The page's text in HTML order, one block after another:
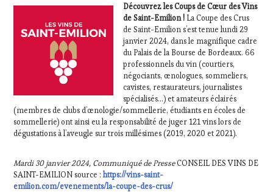
Découvrez les Coups de Cœur des Vins
de Saint-Emilion ! La Coupe des Crus
de Saint-Emilion s’est tenue lundi 29
janvier 2024, dans le magnifique cadre
du Palais de la Bourse de Bordeaux. 66
professionnels du vin (courtiers,
négociants, œnologues, sommeliers,
cavistes, restaurateurs, journalistes
spécialisés…) et amateurs éclairés
(membres de clubs d’œnologie/sommellerie, étudiants en écoles de
sommellerie) ont ainsi eu la responsabilité de juger 121 vins lors de
dégustations à l’aveugle sur trois millésimes (2019, 2020 et 2021).
Mardi 30 janvier 2024, Communiqué de PresseCONSEIL DES VINS DE
SAINT-EMILION source :https://vins-saint-
emilion.com/evenements/la-coupe-des-crus/